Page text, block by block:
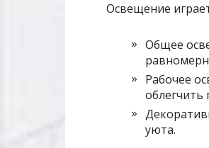
Освещение
Общее
Рабочее
облегчить
уюта.